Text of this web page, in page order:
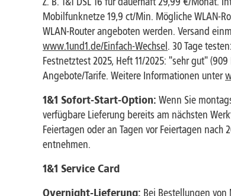
Mobilfunknetze 19,9 ct/Min. Mögliche WLAN-
WLAN-Router angeboten werden. Versand
www.1und1.de/Einfach-Wechsel . 30 Tage
Festnetztest 2025, Heft 11/2025: "sehr gut"
Angebote/Tarife. Weitere Informationen unter
1&1 Sofort-Start-Option: Wenn Sie
verfügbare Lieferung bereits am nächsten
Feiertagen oder an Tagen vor Feiertagen
entnehmen.
1&1 Service Card
Overnight-Lieferung: Bei Bestellungen von